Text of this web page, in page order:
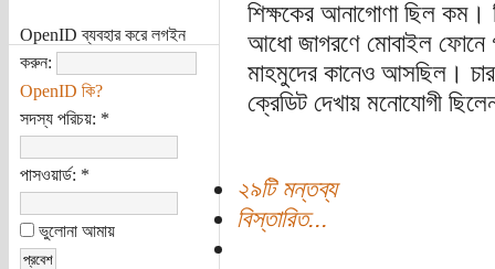
OpenID ব্যবহার করে লগইন
করুন:
OpenID কি?
সদস্য পরিচয়: *
পাসওয়ার্ড: *
ভুলোনা আমায়
শিক্ষকের আনাগোণা ছিল কম।
আধো জাগরণে মোবাইল ফোনে
মাহমুদের কানেও আসছিল। চার
ক্রেডিট দেখায় মনোযোগী
২৯টি মন্তব্য
বিস্তারিত...